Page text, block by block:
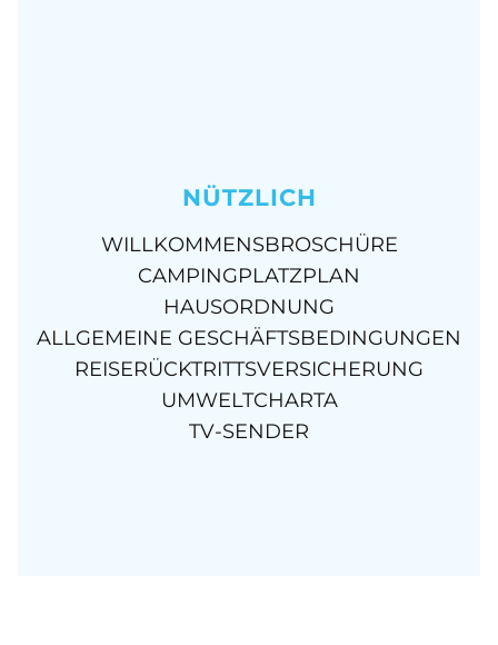
NÜTZLICH
WILLKOMMENSBROSCHÜRE
CAMPINGPLATZPLAN
HAUSORDNUNG
ALLGEMEINE GESCHÄFTSBEDINGUNGEN
REISERÜCKTRITTSVERSICHERUNG
UMWELTCHARTA
TV-SENDER